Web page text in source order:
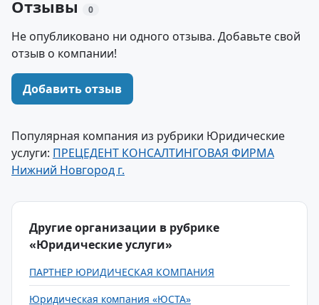
Отзывы 0
Не опубликовано ни одного отзыва. Добавьте свой
отзыв о компании!
Добавить отзыв
Популярная компания из рубрики Юридические
услуги: ПРЕЦЕДЕНТ КОНСАЛТИНГОВАЯ ФИРМА
Нижний Новгород г.
Другие организации в рубрике
«Юридические услуги»
ПАРТНЕР ЮРИДИЧЕСКАЯ КОМПАНИЯ
Юридическая компания «ЮСТА»